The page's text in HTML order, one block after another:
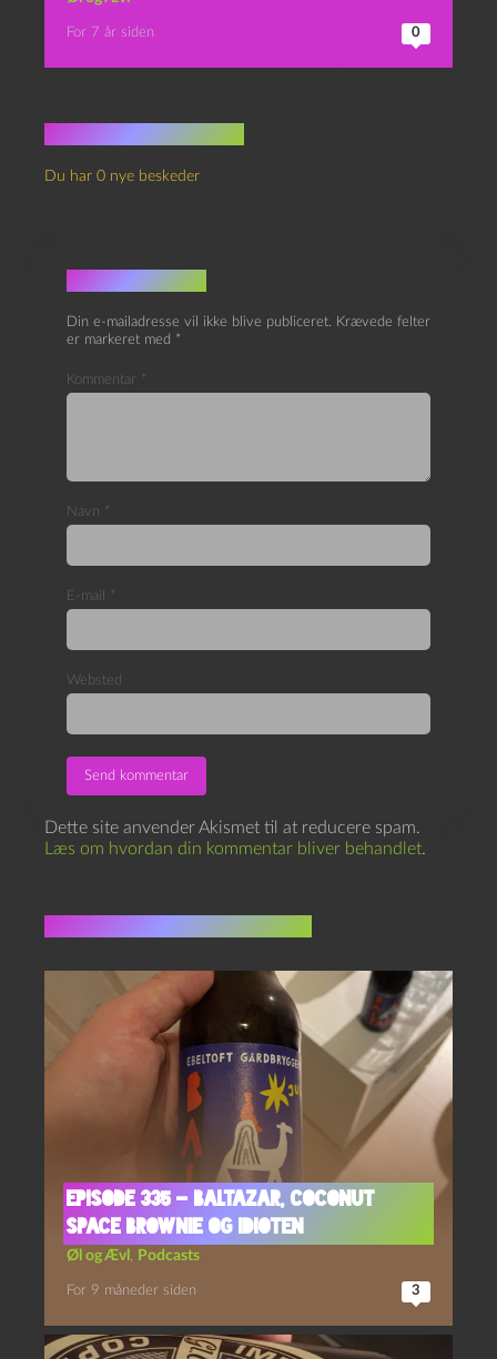
For 7 år siden 0
Du har 0 nye beskeder
Skriv et svar
Din e-mailadresse vil ikke blive publiceret. Krævede felter
er markeret med *
Kommentar *
Navn *
E-mail *
Websted
Dette site anvender Akismet til at reducere spam.
Læs om hvordan din kommentar bliver behandlet.
Episode 335 – Baltazar, Coconut
Space Brownie og Idioten
Øl og Ævl , Podcasts
For 9 måneder siden 3